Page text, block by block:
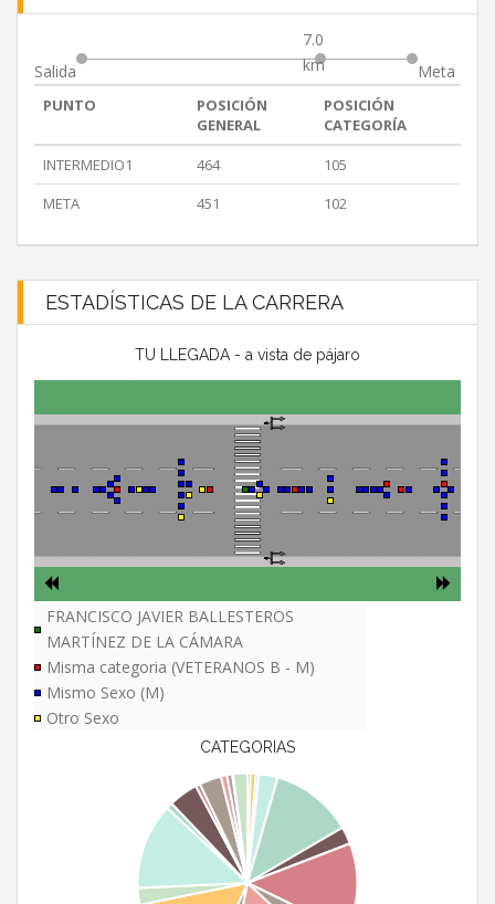
Salida
7.0
km
Meta
PUNTO
POSICIÓN
GENERAL
POSICIÓN
CATEGORÍA
INTERMEDIO1
464
105
META
451 102
ESTADÍSTICAS DE LA CARRERA
TU LLEGADA - a vista de pájaro
FRANCISCO JAVIER BALLESTEROS
MARTÍNEZ DE LA CÁMARA
Misma categoria (VETERANOS B - M)
Mismo Sexo (M)
Otro Sexo
CATEGORIAS